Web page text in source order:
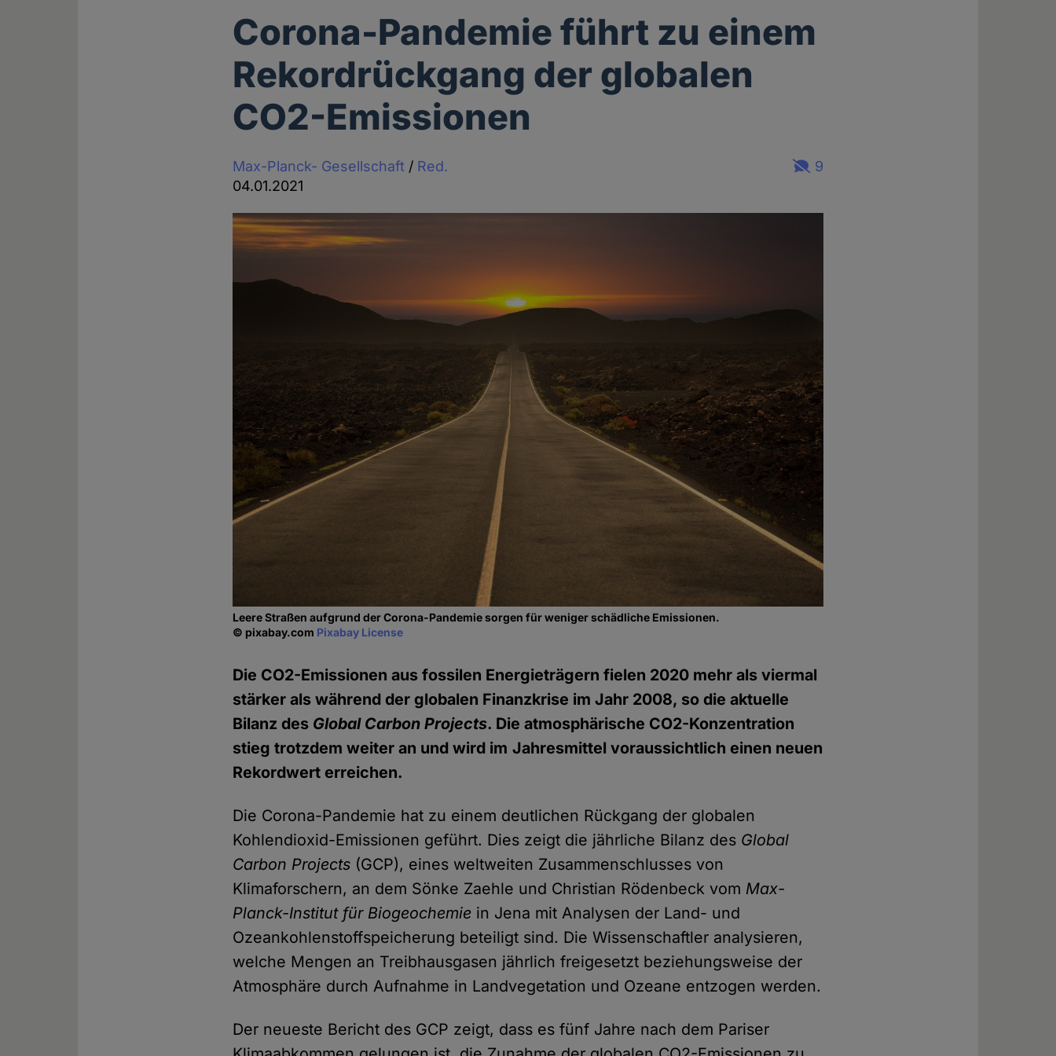
Corona-Pandemie führt zu einem
Rekordrückgang der globalen
CO2-Emissionen
Max-Planck- Gesellschaft / Red.
04.01.2021
9
Leere Straßen aufgrund der Corona-Pandemie sorgen für weniger schädliche Emissionen.
© pixabay.com Pixabay License
Die CO2-Emissionen aus fossilen Energieträgern fielen 2020 mehr als viermal
stärker als während der globalen Finanzkrise im Jahr 2008, so die aktuelle
Bilanz des Global Carbon Projects. Die atmosphärische CO2-Konzentration
stieg trotzdem weiter an und wird im Jahresmittel voraussichtlich einen neuen
Rekordwert erreichen.
Die Corona-Pandemie hat zu einem deutlichen Rückgang der globalen
Kohlendioxid-Emissionen geführt. Dies zeigt die jährliche Bilanz des Global
Carbon Projects (GCP), eines weltweiten Zusammenschlusses von
Klimaforschern, an dem Sönke Zaehle und Christian Rödenbeck vom Max-
Planck-Institut für Biogeochemie in Jena mit Analysen der Land- und
Ozeankohlenstoffspeicherung beteiligt sind. Die Wissenschaftler analysieren,
welche Mengen an Treibhausgasen jährlich freigesetzt beziehungsweise der
Atmosphäre durch Aufnahme in Landvegetation und Ozeane entzogen werden.
Der neueste Bericht des GCP zeigt, dass es fünf Jahre nach dem Pariser